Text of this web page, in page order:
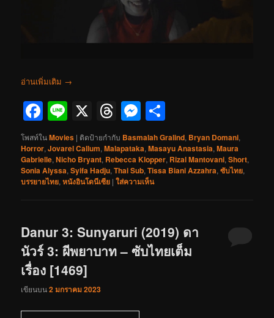
อ่านเพิ่มเติม →
Facebook
Line
X Threads
Messenger
โพสท์ในMovies | ติดป้ายกำกับ Basmalah Gralind, Bryan Domani,
Horror,Jovarel Callum,Malapataka,Masayu Anastasia,Maura
Gabrielle,Nicho Bryant, Rebecca Klopper, Rizal Mantovani,Short,
Sonia Alyssa,Syifa Hadju,Thai Sub,Tissa Biani Azzahra,ซับไทย,
บรรยายไทย,หนังอินโดนีเซีย |ใส่ความเห็น
Danur 3: Sunyaruri (2019) ดา
นัวร์ 3: ผีพยาบาท – ซับไทยเต็ม
เรื่อง [1469]
เขียนบน2 มกราคม 2023